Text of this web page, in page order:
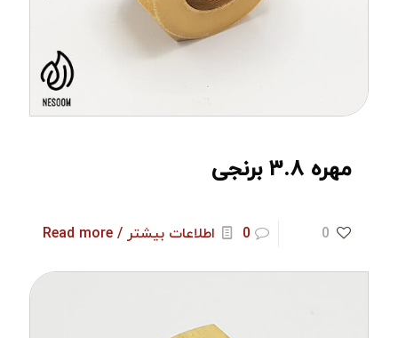
مهره ۳.۸ برنجی
0
0 اطلاعات بیشتر / Read more